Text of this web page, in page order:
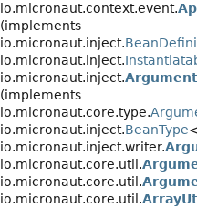
io.micronaut.context.event.
(implements
io.micronaut.inject.
io.micronaut.inject.
io.micronaut.inject.
(implements
io.micronaut.core.type.
io.micronaut.inject.BeanType
io.micronaut.inject.writer.
io.micronaut.core.util.
io.micronaut.core.util.
io.micronaut.core.util.